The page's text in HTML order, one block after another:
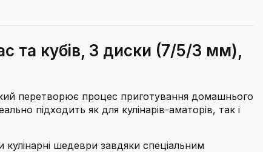
та кубів, 3 диски (7/5/3 мм),
перетворює процес приготування домашнього
підходить як для кулінарів-аматорів, так і
шедеври завдяки спеціальним